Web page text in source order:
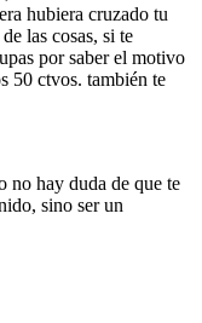
hubiera cruzado tu
las cosas, si te
por saber el motivo
50 ctvos. también te
no hay duda de que te
sino ser un